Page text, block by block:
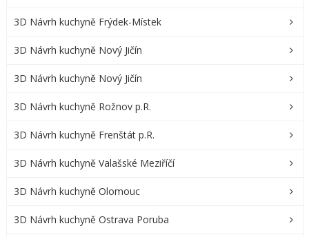
3D Návrh kuchyně Frýdek-Místek
3D Návrh kuchyně Nový Jičín
3D Návrh kuchyně Nový Jičín
3D Návrh kuchyně Rožnov p.R.
3D Návrh kuchyně Frenštát p.R.
3D Návrh kuchyně Valašské Meziříčí
3D Návrh kuchyně Olomouc
3D Návrh kuchyně Ostrava Poruba